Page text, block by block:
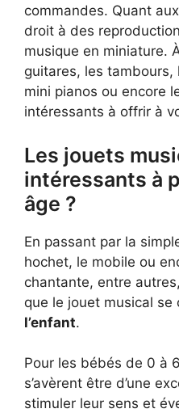
commandes. Quant
droit à des
musique en miniature.
guitares, les tambours,
mini pianos ou encore
intéressants à offrir à
Les jouets
intéressants à
âge ?
En passant par la
hochet, le mobile ou
chantante, entre
que le jouet musical se
l’enfant.
Pour les bébés de 0 à
s’avèrent être d’une
stimuler leur sens et